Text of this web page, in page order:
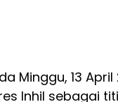
Minggu, 13
Inhil sebagai